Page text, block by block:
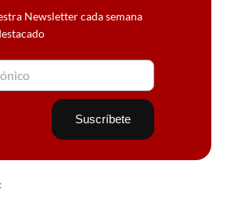
Newsletter cada semana